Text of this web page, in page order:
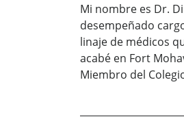
Mi nombre es Dr.
desempeñado
linaje de médicos
acabé en Fort
Miembro del